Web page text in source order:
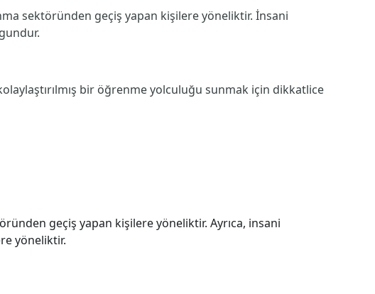
sektöründen geçiş yapan kişilere yöneliktir. İnsani
bir öğrenme yolculuğu sunmak için dikkatlice
geçiş yapan kişilere yöneliktir. Ayrıca, insani
yöneliktir.